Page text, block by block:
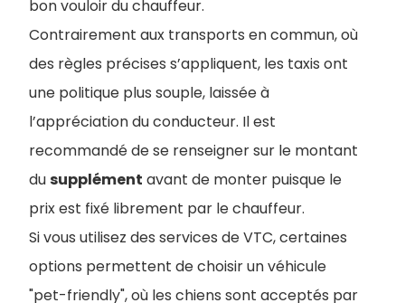
bon vouloir du chauffeur.
Contrairement aux transports en commun, où
des règles précises s’appliquent, les taxis ont
une politique plus souple, laissée à
l’appréciation du conducteur. Il est
recommandé de se renseigner sur le montant
dusupplément avant de monter puisque le
prix est fixé librement par le chauffeur.
Si vous utilisez des services de VTC, certaines
options permettent de choisir un véhicule
"pet-friendly", où les chiens sont acceptés par